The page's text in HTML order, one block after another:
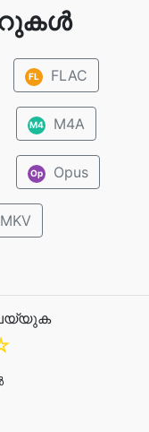
FL FLAC
M4 M4A
Op Opus
MKV